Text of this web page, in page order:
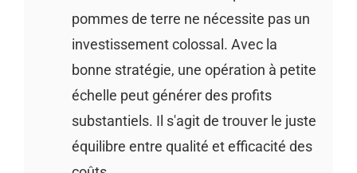
pommes de terre ne nécessite pas un
investissement colossal. Avec la
bonne stratégie, une opération à petite
échelle peut générer des profits
substantiels. Il s'agit de trouver le juste
équilibre entre qualité et efficacité des